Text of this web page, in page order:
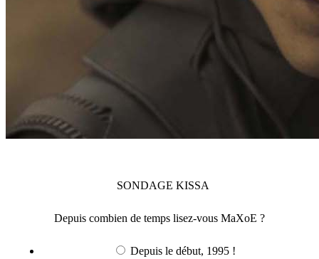
SONDAGE KISSA
Depuis combien de temps lisez-vous MaXoE ?
Depuis le début, 1995 !